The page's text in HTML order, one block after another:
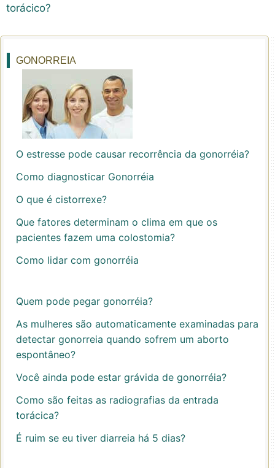
torácico?
GONORREIA
O estresse pode causar recorrência da gonorréia?
Como diagnosticar Gonorréia
O que é cistorrexe?
Que fatores determinam o clima em que os
pacientes fazem uma colostomia?
Como lidar com gonorréia
Quem pode pegar gonorréia?
As mulheres são automaticamente examinadas para
detectar gonorreia quando sofrem um aborto
espontâneo?
Você ainda pode estar grávida de gonorréia?
Como são feitas as radiografias da entrada
torácica?
É ruim se eu tiver diarreia há 5 dias?